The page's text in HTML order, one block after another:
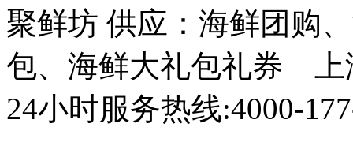
聚鲜坊 供应：海鲜团购
包、海鲜大礼包礼券 上
24小时服务热线:4000-